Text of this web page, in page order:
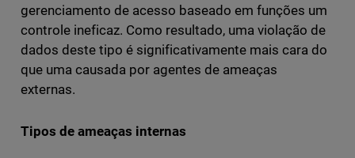
gerenciamento de acesso baseado em funções um
controle ineficaz. Como resultado, uma violação de
dados deste tipo é significativamente mais cara do
que uma causada por agentes de ameaças
externas.
Tipos de ameaças internas